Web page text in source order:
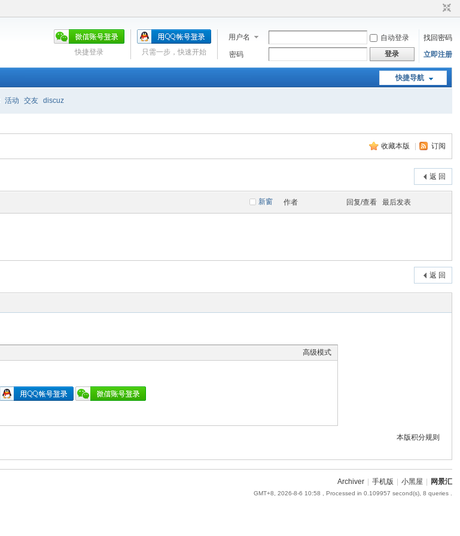
用户名 自动登录
找回密码
密码
登录 立即注册
只需一步，快速开始
快捷登录
快捷导航
活动 交友 discuz
收藏本版 订阅
返 回
新窗 作者 回复/查看 最后发表
返 回
高级模式
本版积分规则
Archiver 手机版 小黑屋 网景汇
GMT+8, 2026-8-6 10:58 , Processed in 0.109957 second(s), 8 queries .